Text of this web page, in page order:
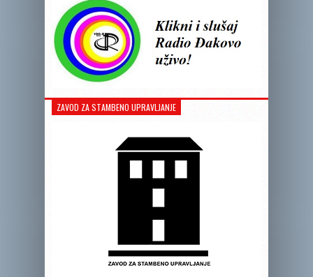
ZAVOD ZA STAMBENO UPRAVLJANJE